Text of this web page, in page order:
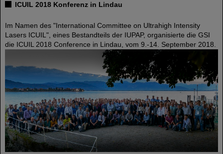
ICUIL 2018 Konferenz in Lindau
Im Namen des "International Committee on Ultrahigh Intensity
Lasers ICUIL", eines Bestandteils der IUPAP, organisierte die GSI
die ICUIL 2018 Conference in Lindau, vom 9.-14. September 2018.